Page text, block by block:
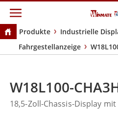
Produkte Industrielle
Fahrgestellanzeige
W18L100-
18,5-Zoll-Chassis-Display